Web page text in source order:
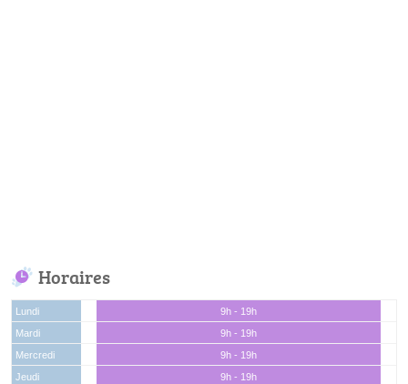
Horaires
Lundi
9h - 19h
Mardi
9h - 19h
Mercredi
9h - 19h
Jeudi
9h - 19h